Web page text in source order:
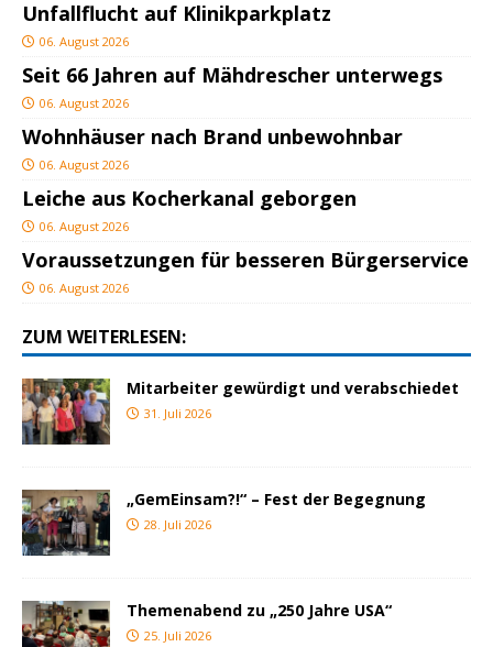
Unfallflucht auf Klinikparkplatz
06. August 2026
Seit 66 Jahren auf Mähdrescher unterwegs
06. August 2026
Wohnhäuser nach Brand unbewohnbar
06. August 2026
Leiche aus Kocherkanal geborgen
06. August 2026
Voraussetzungen für besseren Bürgerservice
06. August 2026
ZUM WEITERLESEN:
Mitarbeiter gewürdigt und verabschiedet
31. Juli 2026
„GemEinsam?!“ – Fest der Begegnung
28. Juli 2026
Themenabend zu „250 Jahre USA“
25. Juli 2026